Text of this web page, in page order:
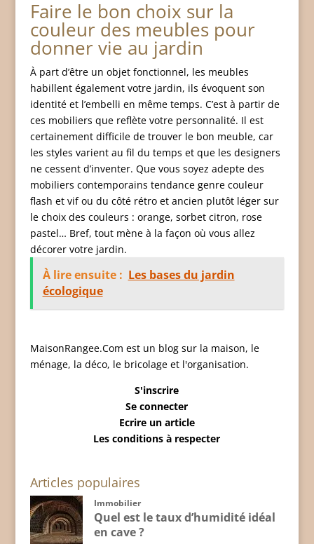
Faire le bon choix sur la
couleur des meubles pour
donner vie au jardin
À part d’être un objet fonctionnel, les meubles
habillent également votre jardin, ils évoquent son
identité et l’embelli en même temps. C’est à partir de
ces mobiliers que reflète votre personnalité. Il est
certainement difficile de trouver le bon meuble, car
les styles varient au fil du temps et que les designers
ne cessent d’inventer. Que vous soyez adepte des
mobiliers contemporains tendance genre couleur
flash et vif ou du côté rétro et ancien plutôt léger sur
le choix des couleurs : orange, sorbet citron, rose
pastel… Bref, tout mène à la façon où vous allez
décorer votre jardin.
À lire ensuite : Les bases du jardin
écologique
MaisonRangee.Com est un blog sur la maison, le
ménage, la déco, le bricolage et l'organisation.
S'inscrire
Se connecter
Ecrire un article
Les conditions à respecter
Articles populaires
Immobilier
Quel est le taux d’humidité idéal
en cave ?